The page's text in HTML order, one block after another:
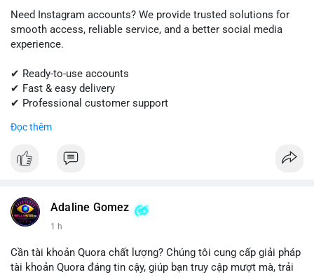
Need Instagram accounts? We provide trusted solutions for
smooth access, reliable service, and a better social media
experience.
✔ Ready-to-use accounts
✔ Fast & easy delivery
✔ Professional customer support
Get started today! Contact us for more details.
📱 WhatsApp: +1 (681) 549-2683
#instagram #instagramaccount
#digitalsolutions
#sellssmm
Đọc thêm
Adaline Gomez
1 h
Cần tài khoản Quora chất lượng? Chúng tôi cung cấp giải pháp
tài khoản Quora đáng tin cậy, giúp bạn truy cập mượt mà, trải